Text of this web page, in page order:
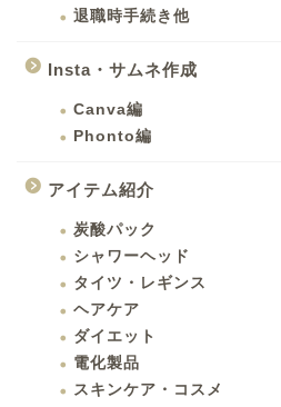
退職時手続き他
Insta・サムネ作成
Canva編
Phonto編
アイテム紹介
炭酸パック
シャワーヘッド
タイツ・レギンス
ヘアケア
ダイエット
電化製品
スキンケア・コスメ